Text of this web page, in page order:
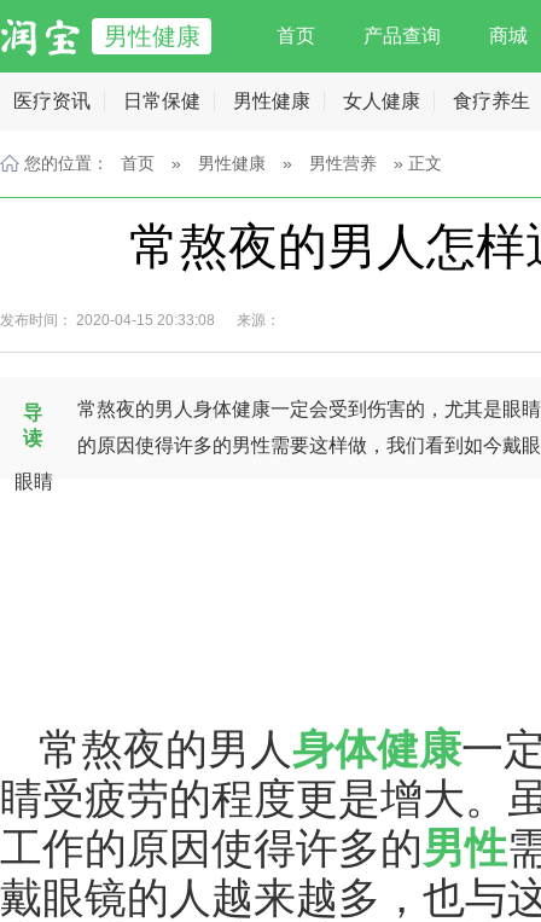
男性健康 首页 产品查询 商城
医疗资讯 日常保健 男性健康 女人健康 食疗养生
您的位置： 首页 » 男性健康 » 男性营养 » 正文
常熬夜的男人怎
发布时间： 2020-04-15 20:33:08 来源：
导
读
常熬夜的男人身体健康一定会受到伤害的，尤其是眼
的原因使得许多的男性需要这样做，我们看到如今戴
眼睛
常熬夜的男人 身体健康一
睛受疲劳的程度更是增大。
工作的原因使得许多的男性
戴眼镜的人越来越多，也与